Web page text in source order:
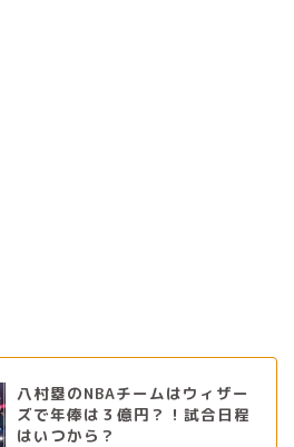
八村塁のNBAチームはウィザー
ズで年俸は３億円？！試合日程
はいつから？